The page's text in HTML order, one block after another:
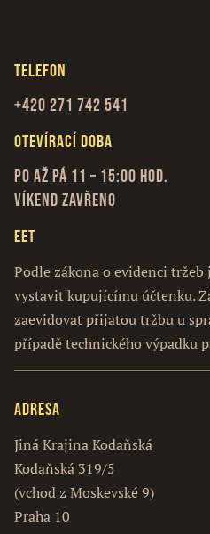
Telefon
+420 271 742 541
Otevírací doba
Po až Pá 11 – 15:00 hod.
Víkend zavřeno
EET
Podle zákona o evidenci
vystavit kupujícímu účtenku.
zaevidovat přijatou tržbu u
případě technického výpadku
Adresa
Jiná Krajina Kodaňská
Kodaňská 319/5
(vchod z Moskevské 9)
Praha 10